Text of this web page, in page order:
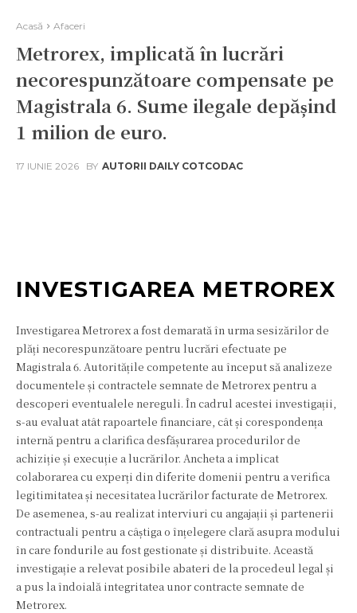
Acasă Afaceri
Metrorex, implicată în lucrări
necorespunzătoare compensate pe
Magistrala 6. Sume ilegale depășind
1 milion de euro.
17 IUNIE 2026 BY AUTORII DAILY COTCODAC
INVESTIGAREA METROREX
Investigarea Metrorex a fost demarată în urma sesizărilor de
plăți necorespunzătoare pentru lucrări efectuate pe
Magistrala 6. Autoritățile competente au început să analizeze
documentele și contractele semnate de Metrorex pentru a
descoperi eventualele nereguli. În cadrul acestei investigații,
s-au evaluat atât rapoartele financiare, cât și corespondența
internă pentru a clarifica desfășurarea procedurilor de
achiziție și execuție a lucrărilor. Ancheta a implicat
colaborarea cu experți din diferite domenii pentru a verifica
legitimitatea și necesitatea lucrărilor facturate de Metrorex.
De asemenea, s-au realizat interviuri cu angajații și partenerii
contractuali pentru a câștiga o înțelegere clară asupra modului
în care fondurile au fost gestionate și distribuite. Această
investigație a relevat posibile abateri de la procedeul legal și
a pus la îndoială integritatea unor contracte semnate de
Metrorex.